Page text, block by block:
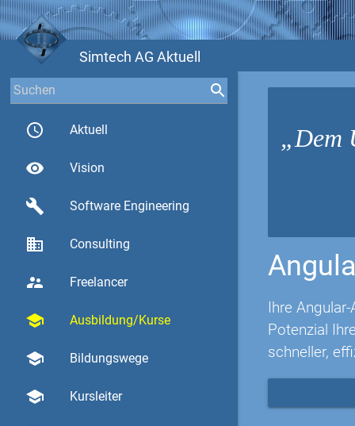
Simtech AG Aktuell
access_time Aktuell
visibility Vision
build Software Engineering
business Consulting
supervisor_account Freelancer
school Ausbildung/Kurse
school Bildungswege
school Kursleiter
Dem
Ihre
Potenzial
schneller,